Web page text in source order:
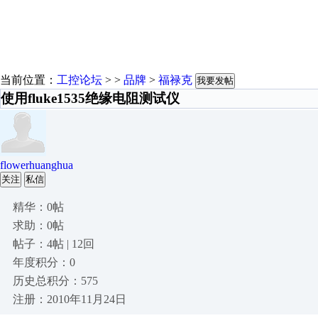
当前位置： 工控论坛 > > 品牌 > 福禄克 我要发帖
使用fluke1535绝缘电阻测试仪
flowerhuanghua
关注 私信
精华：0帖
求助：0帖
帖子：4帖 | 12回
年度积分：0
历史总积分：575
注册：2010年11月24日